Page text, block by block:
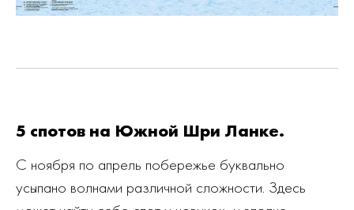
5 спотов на Южной Шри Ланке.
С ноября по апрель побережье буквально
усыпано волнами различной сложности. Здесь